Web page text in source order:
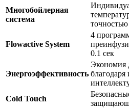
Многобойлерная
система
Flowactive System
4
0.1 сек
Энергоэффективность
Экономия
благодаря
Cold Touch